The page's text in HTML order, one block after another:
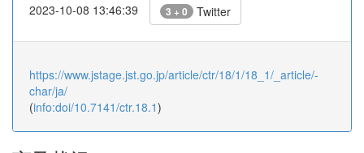
2023-10-08 13:46:39 3 + 0 Twitter
https://www.jstage.jst.go.jp/article/ctr/18/1/18_1/_article/-
char/ja/
(info:doi/10.7141/ctr.18.1)